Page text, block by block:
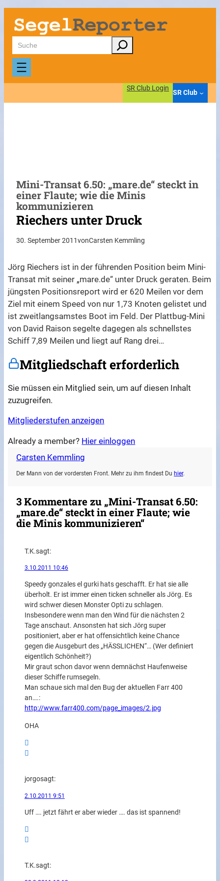
Zum
Inhalt
springen
Suchen
SR Club Login
SR Club
Mini-Transat 6.50: „mare.de“ steckt in
einer Flaute; wie die Minis
kommunizieren
Riechers unter Druck
30. September 2011vonCarsten Kemmling
Jörg Riechers ist in der führenden Position beim Mini-
Transat mit seiner „mare.de“ unter Druck geraten. Beim
jüngsten Positionsreport wird er 620 Meilen vor dem
Ziel mit einem Speed von nur 1,73 Knoten gelistet und
ist zweitlangsamstes Boot im Feld. Der Plattbug-Mini
von David Raison segelte dagegen als schnellstes
Schiff 7,89 Meilen und liegt auf Rang drei…
Mitgliedschaft erforderlich
Sie müssen ein Mitglied sein, um auf diesen Inhalt
zuzugreifen.
Mitgliederstufen anzeigen
Already a member? Hier einloggen
Carsten Kemmling
Der Mann von der vordersten Front. Mehr zu ihm findest Du hier.
3 Kommentare zu „Mini-Transat 6.50:
„mare.de“ steckt in einer Flaute; wie
die Minis kommunizieren“
T.K.sagt:
3.10.2011 10:46
Speedy gonzales el gurki hats geschafft. Er hat sie alle
überholt. Er ist immer einen ticken schneller als Jörg. Es
wird schwer diesen Monster Opti zu schlagen.
Insbesondere wenn man den Wind für die nächsten 2
Tage anschaut. Ansonsten hat sich Jörg super
positioniert, aber er hat offensichtlich keine Chance
gegen die Ausgeburt des „HÄSSLICHEN“… (Wer definiert
eigentlich Schönheit?)
Mir graut schon davor wenn demnächst Haufenweise
dieser Schiffe rumsegeln.
Man schaue sich mal den Bug der aktuellen Farr 400
an….:
http://www.farr400.com/page_images/2.jpg
OHA
jorgosagt:
2.10.2011 9:51
Uff …. jetzt fährt er aber wieder …. das ist spannend!
T.K.sagt: